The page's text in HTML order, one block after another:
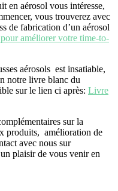
en aérosol vous intéresse,
vous trouverez avec
de fabrication d’un aérosol
améliorer votre time-to-
aérosols est insatiable,
notre livre blanc du
sur le lien ci après: Livre
sur la
produits, amélioration de
avec nous sur
plaisir de vous venir en